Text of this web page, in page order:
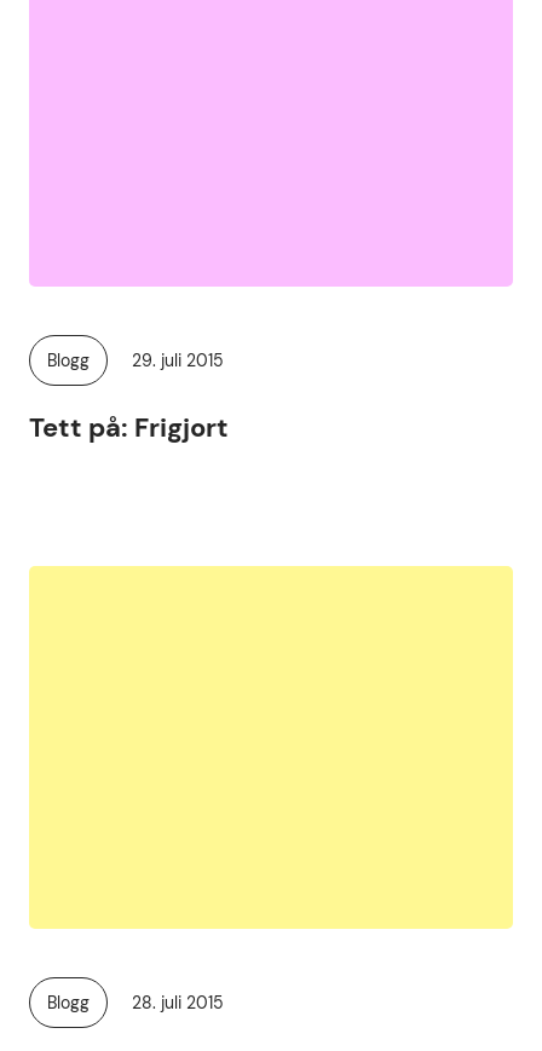
Tett på: Frigjort
Kategori:
Blogg Publisert
29. juli 2015
Kategori:
Blogg Publisert
28. juli 2015